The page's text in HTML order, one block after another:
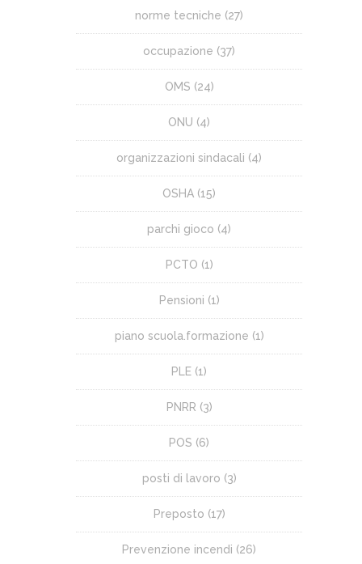
norme tecniche (27)
occupazione (37)
OMS (24)
ONU (4)
organizzazioni sindacali (4)
OSHA (15)
parchi gioco (4)
PCTO (1)
Pensioni (1)
piano scuola.formazione (1)
PLE (1)
PNRR (3)
POS (6)
posti di lavoro (3)
Preposto (17)
Prevenzione incendi (26)